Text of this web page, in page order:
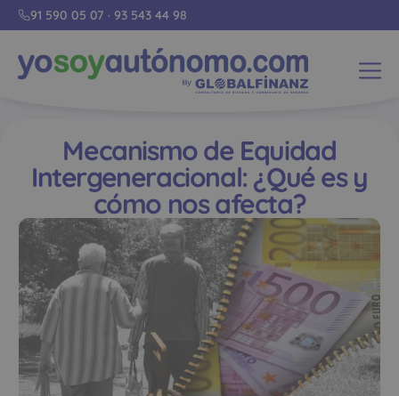
91 590 05 07 · 93 543 44 98
Mecanismo de Equidad
Intergeneracional: ¿Qué es y
cómo nos afecta?